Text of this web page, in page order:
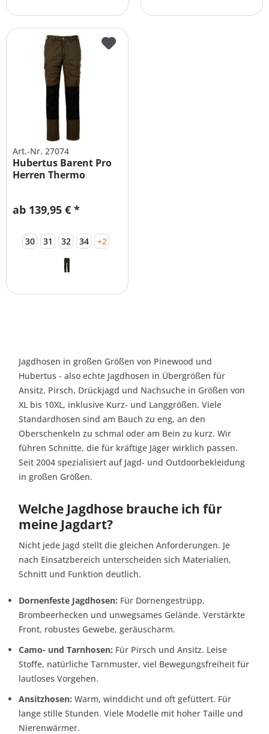
Art.-Nr. 27074
Hubertus Barent Pro
Herren Thermo
ab 139,95 € *
30 31 32 34 +2
Jagdhosen in großen Größen von Pinewood und
Hubertus - also echte Jagdhosen in Übergrößen für
Ansitz, Pirsch, Drückjagd und Nachsuche in Größen von
XL bis 10XL, inklusive Kurz- und Langgrößen. Viele
Standardhosen sind am Bauch zu eng, an den
Oberschenkeln zu schmal oder am Bein zu kurz. Wir
führen Schnitte, die für kräftige Jäger wirklich passen.
Seit 2004 spezialisiert auf Jagd- und Outdoorbekleidung
in großen Größen.
Welche Jagdhose brauche ich für
meine Jagdart?
Nicht jede Jagd stellt die gleichen Anforderungen. Je
nach Einsatzbereich unterscheiden sich Materialien,
Schnitt und Funktion deutlich.
Dornenfeste Jagdhosen: Für Dornengestrüpp,
Brombeerhecken und unwegsames Gelände. Verstärkte
Front, robustes Gewebe, geräuscharm.
Camo- und Tarnhosen: Für Pirsch und Ansitz. Leise
Stoffe, natürliche Tarnmuster, viel Bewegungsfreiheit für
lautloses Vorgehen.
Ansitzhosen: Warm, winddicht und oft gefüttert. Für
lange stille Stunden. Viele Modelle mit hoher Taille und
Nierenwärmer.